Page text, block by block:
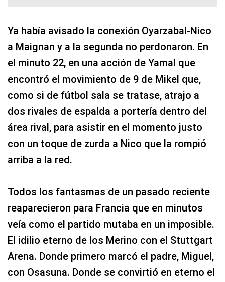
Ya había avisado la conexión Oyarzabal-Nico
a Maignan y a la segunda no perdonaron. En
el minuto 22, en una acción de Yamal que
encontró el movimiento de 9 de Mikel que,
como si de fútbol sala se tratase, atrajo a
dos rivales de espalda a portería dentro del
área rival, para asistir en el momento justo
con un toque de zurda a Nico que la rompió
arriba a la red.
Todos los fantasmas de un pasado reciente
reaparecieron para Francia que en minutos
veía como el partido mutaba en un imposible.
El idilio eterno de los Merino con el Stuttgart
Arena. Donde primero marcó el padre, Miguel,
con Osasuna. Donde se convirtió en eterno el